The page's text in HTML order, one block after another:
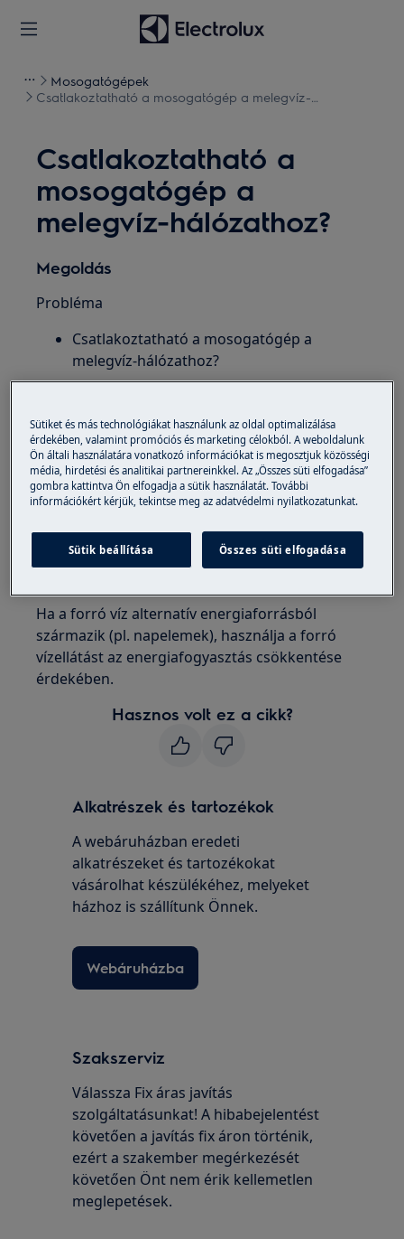
Mosogatógépek
Csatlakoztatható a mosogatógép a melegvíz-
Csatlakoztatható a
mosogatógép a
melegvíz-hálózathoz?
Megoldás
Probléma
Csatlakoztatható a mosogatógép a
melegvíz-hálózathoz?
szabadonálló mosogatógépek
beépített mosogatógépek
Megoldás
melegvíz-hálózathoz.
Ha a forró víz alternatív energiaforrásból
származik (pl. napelemek), használja a forró
vízellátást az energiafogyasztás csökkentése
érdekében.
Hasznos volt ez a cikk?
Alkatrészek és tartozékok
A webáruházban eredeti
alkatrészeket és tartozékokat
vásárolhat készülékéhez, melyeket
házhoz is szállítunk Önnek.
Webáruházba
Szakszerviz
Válassza Fix áras javítás
szolgáltatásunkat! A hibabejelentést
követően a javítás fix áron történik,
ezért a szakember megérkezését
követően Önt nem érik kellemetlen
meglepetések.
Sütiket és más technológiákat használunk az oldal optimalizálása
érdekében, valamint promóciós és marketing célokból. A weboldalunk
Ön általi használatára vonatkozó információkat is megosztjuk közösségi
média, hirdetési és analitikai partnereinkkel. Az „Összes süti elfogadása”
gombra kattintva Ön elfogadja a sütik használatát. További
információkért kérjük, tekintse meg az adatvédelmi nyilatkozatunkat.
Sütik beállítása Összes süti elfogadása